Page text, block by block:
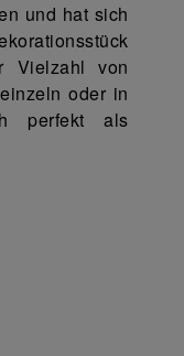
und hat sich
Vielzahl von
oder in
perfekt als